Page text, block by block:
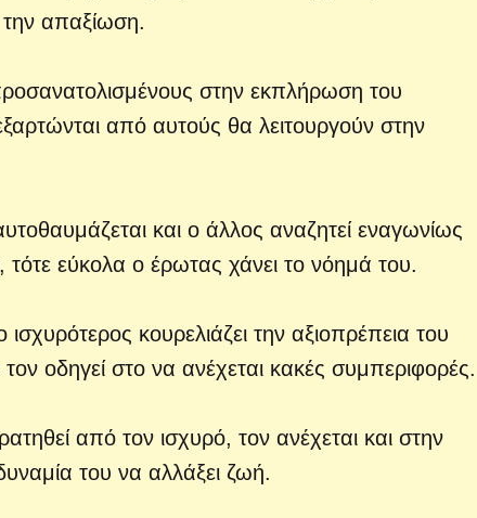
την απαξίωση.
στην εκπλήρωση του
από αυτούς θα λειτουργούν στην
και ο άλλος αναζητεί εναγωνίως
τότε εύκολα ο έρωτας χάνει το νόημά του.
κουρελιάζει την αξιοπρέπεια του
οδηγεί στο να ανέχεται κακές συμπεριφορές.
από τον ισχυρό, τον ανέχεται και στην
του να αλλάξει ζωή.